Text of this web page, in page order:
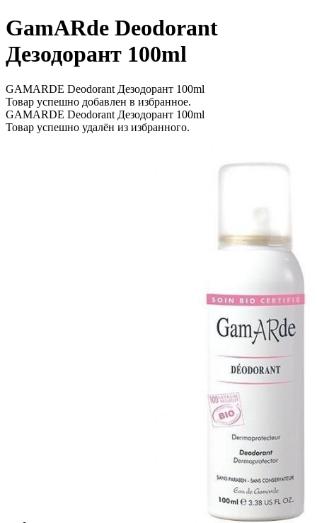
GamARde Deodorant
Дезодорант 100ml
GAMARDE Deodorant Дезодорант 100ml
Товар успешно добавлен в избранное.
GAMARDE Deodorant Дезодорант 100ml
Товар успешно удалён из избранного.